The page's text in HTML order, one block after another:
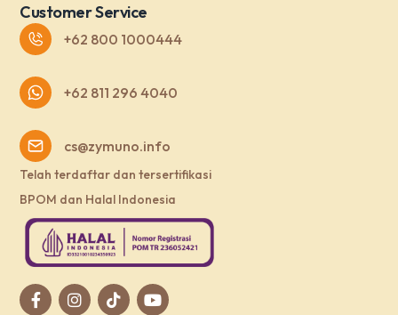
Customer Service
+62 800 1000444
+62 811 296 4040
cs@zymuno.info
Telah terdaftar dan tersertifikasi
BPOM dan Halal Indonesia